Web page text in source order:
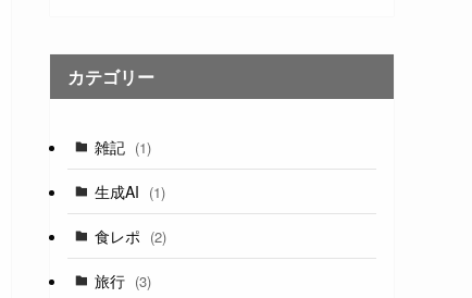
カテゴリー
雑記 (1)
生成AI (1)
食レポ (2)
旅行 (3)